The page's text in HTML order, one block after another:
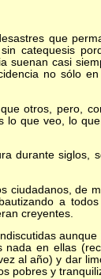
que
catequesis
suenan casi
no sólo
otros, pero,
que veo, lo
siglos,
de
a
creyentes.
aunque
en ellas
al año) y dar
pobres y